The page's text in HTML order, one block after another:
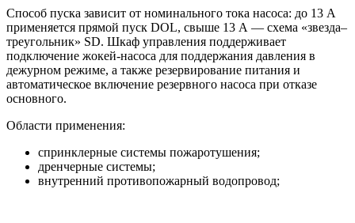
Способ пуска зависит от номинального тока насоса: до 13 А
применяется прямой пуск DOL, свыше 13 А — схема «звезда–
треугольник» SD. Шкаф управления поддерживает
подключение жокей-насоса для поддержания давления в
дежурном режиме, а также резервирование питания и
автоматическое включение резервного насоса при отказе
основного.
Области применения:
спринклерные системы пожаротушения;
дренчерные системы;
внутренний противопожарный водопровод;